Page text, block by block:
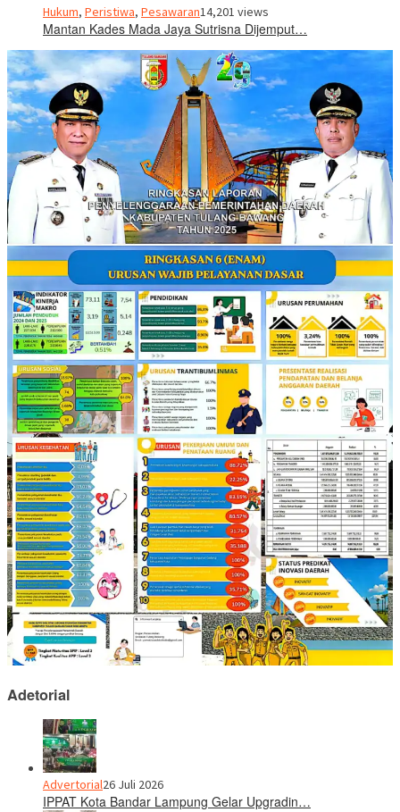
Hukum, Peristiwa, Pesawaran14,201 views
Mantan Kades Mada Jaya Sutrisna Dijemput…
Adetorial
Advertorial26 Juli 2026
IPPAT Kota Bandar Lampung Gelar Upgradin…